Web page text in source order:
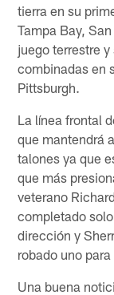
tierra en su
Tampa Bay,
juego terrestre
combinadas en
Pittsburgh.
La línea frontal
que mantendrá
talones ya que
que más
veterano
completado
dirección y
robado uno
Una buena